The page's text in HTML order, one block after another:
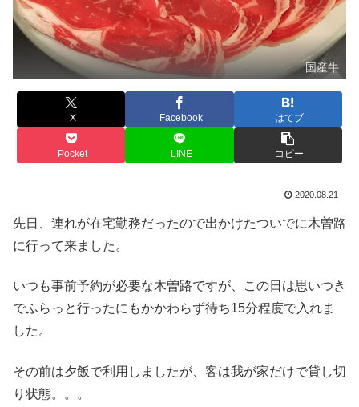
国産牛
X Facebook はてブ
Pocket LINE コピー
2020.08.21
先日、連れが在宅勤務だったので出かけたついでに木曽路
に行って来ました。
いつも事前予約が必要な木曽路ですが、この日は思いつき
でふらっと行ったにもかかわらず待ち15分程度で入れま
した。
その前は夕飯で利用しましたが、客は我が家だけで貸し切
り状態。。。